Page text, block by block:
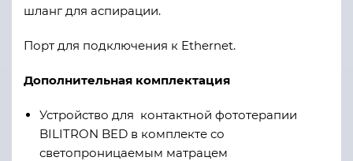
шланг для аспирации.
Порт для подключения к Ethernet.
Дополнительная комплектация
Устройство для контактной фототерапии
BILITRON BED в комплекте со
светопроницаемым матрацем